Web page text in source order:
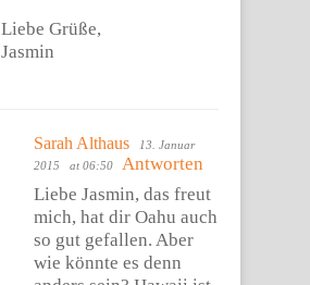
Liebe Grüße,
Jasmin
Sarah Althaus
13. Januar
2015
at 06:50
Antworten
Liebe Jasmin, das freut
mich, hat dir Oahu auch
so gut gefallen. Aber
wie könnte es denn